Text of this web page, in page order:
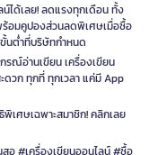
ได้เลย! ลดแรงทุกเดือน ทั้ง
อมคูปองส่วนลดพิเศษเมื่อซื้อ
นต่ำที่บริษัทกำหนด
รณ์อ่านเขียน เครื่องเขียน
วก ทุกที่ ทุกเวลา แค่มี App
พิเศษเฉพาะสมาชิก! คลิกเลย
อ #เครื่องเขียนออนไลน์ #ซื้อ